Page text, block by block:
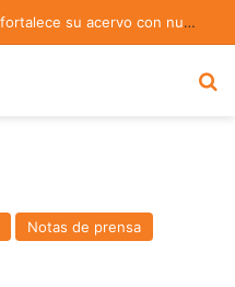
La Colección de Arte UDLAP fortalece su acervo con nuevas obras de artistas emergentes y consolidados
Notas de prensa